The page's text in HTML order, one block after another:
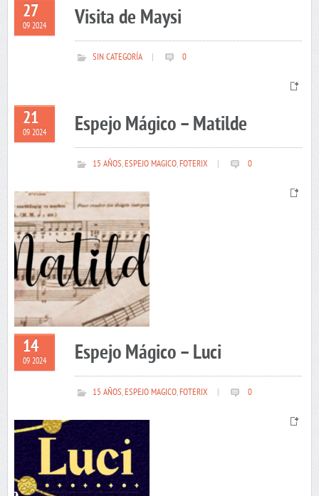
27
09 2024 Visita de Maysi
SIN CATEGORÍA 0
21
09 2024 Espejo Mágico – Matilde
15 AÑOS,ESPEJO MAGICO,FOTERIX 0
14
09 2024 Espejo Mágico – Luci
15 AÑOS,ESPEJO MAGICO,FOTERIX 0